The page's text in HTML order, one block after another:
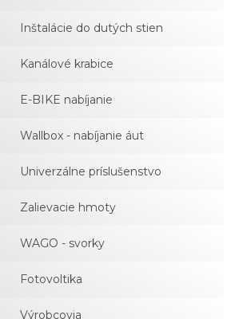
Inštalácie do dutých stien
Kanálové krabice
E-BIKE nabíjanie
Wallbox - nabíjanie áut
Univerzálne príslušenstvo
Zalievacie hmoty
WAGO - svorky
Fotovoltika
Výrobcovia